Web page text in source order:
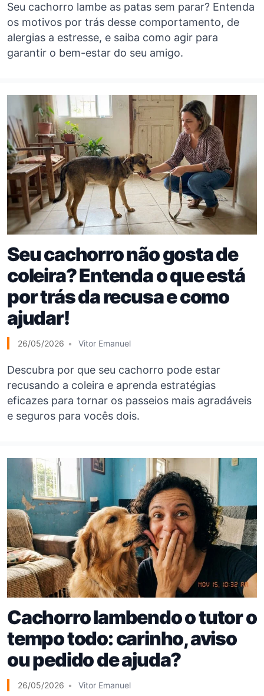
Seu cachorro lambe as patas sem parar? Entenda
os motivos por trás desse comportamento, de
alergias a estresse, e saiba como agir para
garantir o bem-estar do seu amigo.
Seu cachorro não gosta de
coleira? Entenda o que está
por trás da recusa e como
ajudar!
26/05/2026 Vitor Emanuel
Descubra por que seu cachorro pode estar
recusando a coleira e aprenda estratégias
eficazes para tornar os passeios mais agradáveis
e seguros para vocês dois.
Cachorro lambendo o tutor o
tempo todo: carinho, aviso
ou pedido de ajuda?
26/05/2026 Vitor Emanuel